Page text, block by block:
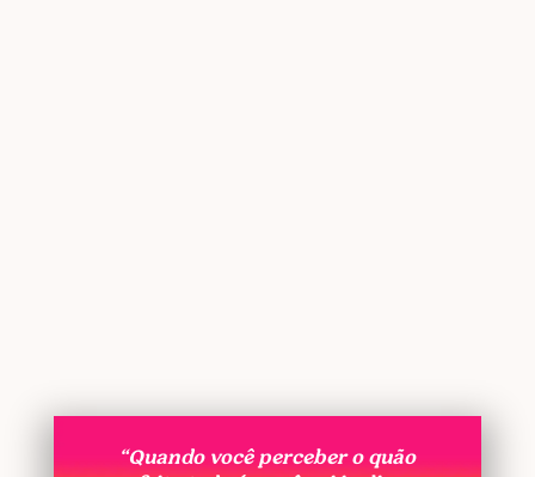
“Quando você perceber o quão